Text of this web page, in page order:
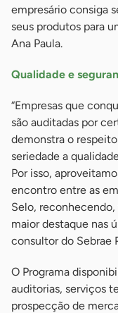
empresário consiga
seus produtos para
Ana Paula.
Qualidade e
“Empresas que
são auditadas por
demonstra o
seriedade a
Por isso,
encontro entre as
Selo,
maior destaque nas
consultor do Sebrae
O Programa
auditorias, serviços
prospecção de